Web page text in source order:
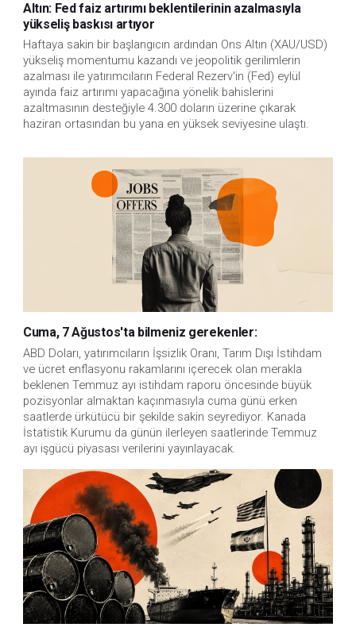
Altın: Fed faiz artırımı beklentilerinin azalmasıyla
yükseliş baskısı artıyor
Haftaya sakin bir başlangıcın ardından Ons Altın (XAU/USD)
yükseliş momentumu kazandı ve jeopolitik gerilimlerin
azalması ile yatırımcıların Federal Rezerv'in (Fed) eylül
ayında faiz artırımı yapacağına yönelik bahislerini
azaltmasının desteğiyle 4.300 doların üzerine çıkarak
haziran ortasından bu yana en yüksek seviyesine ulaştı.
Cuma, 7 Ağustos'ta bilmeniz gerekenler:
ABD Doları, yatırımcıların İşsizlik Oranı, Tarım Dışı İstihdam
ve ücret enflasyonu rakamlarını içerecek olan merakla
beklenen Temmuz ayı istihdam raporu öncesinde büyük
pozisyonlar almaktan kaçınmasıyla cuma günü erken
saatlerde ürkütücü bir şekilde sakin seyrediyor. Kanada
İstatistik Kurumu da günün ilerleyen saatlerinde Temmuz
ayı işgücü piyasası verilerini yayınlayacak.